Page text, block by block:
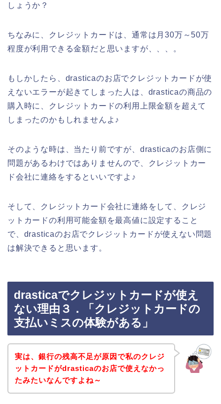
しょうか？
ちなみに、クレジットカードは、通常は月30万～50万
程度が利用できる金額だと思いますが、、、。
もしかしたら、drasticaのお店でクレジットカードが使
えないエラーが起きてしまった人は、drasticaの商品の
購入時に、クレジットカードの利用上限金額を超えて
しまったのかもしれませんよ♪
そのような時は、当たり前ですが、drasticaのお店側に
問題があるわけではありませんので、クレジットカー
ド会社に連絡をするといいですよ♪
そして、クレジットカード会社に連絡をして、クレジ
ットカードの利用可能金額を最高値に設定すること
で、drasticaのお店でクレジットカードが使えない問題
は解決できると思います。
drasticaでクレジットカードが使え
ない理由３．「クレジットカードの
支払いミスの体験がある」
実は、銀行の残高不足が原因で私のクレジ
ットカードがdrasticaのお店で使えなかっ
たみたいなんですよね～